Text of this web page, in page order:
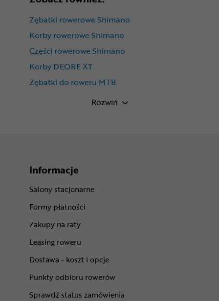
Zębatki rowerowe Shimano
Korby rowerowe Shimano
Części rowerowe Shimano
Korby DEORE XT
Zębatki do roweru MTB
Shimano Deore XT M8100
Rozwiń
Informacje
Salony stacjonarne
Formy płatności
Zakupy na raty
Leasing roweru
Dostawa - koszt i opcje
Punkty odbioru rowerów
Sprawdź status zamówienia